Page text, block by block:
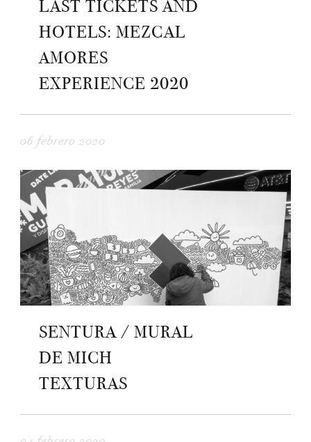
LAST TICKETS AND
HOTELS: MEZCAL
AMORES
EXPERIENCE 2020
06 febrero 2020
SENTURA / MURAL
DE MICH
TEXTURAS